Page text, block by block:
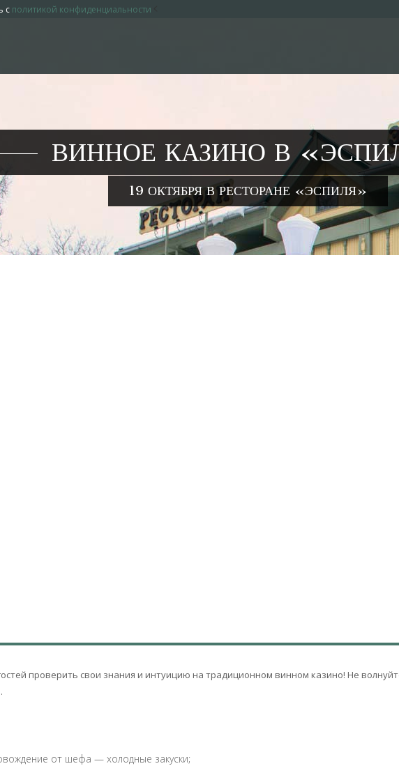
с политикой конфиденциальности
ВИННОЕ КАЗИНО В
19 ОКТЯБРЯ В РЕСТОРАНЕ «ЭСПИЛЯ»
проверить свои знания и интуицию на традиционном винном казино! Не
от шефа — холодные закуски;